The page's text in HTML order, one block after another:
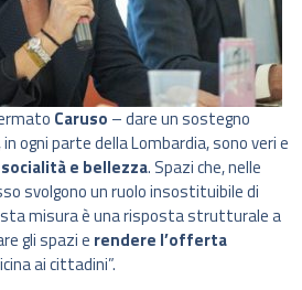
Caruso – dare un sostegno
ogni parte della Lombardia, sono veri e
e bellezza. Spazi che, nelle
svolgono un ruolo insostituibile di
misura è una risposta strutturale a
gli spazi e rendere l’offerta
ai cittadini”.